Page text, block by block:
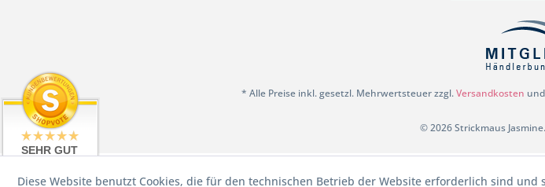
* Alle Preise inkl. gesetzl. Mehrwertsteuer zzgl.Versandkosten
© 2026 Strickmaus
Diese Website benutzt Cookies, die für den technischen Betrieb der Website erforderlich sind und
SEHR GUT
aus 199